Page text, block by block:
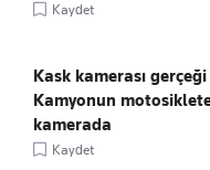
Kaydet
Kask kamerası
Kamyonun
kamerada
Kaydet